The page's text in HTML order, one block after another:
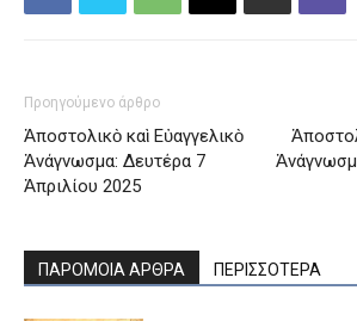
Προηγούμενο άρθρο
Ἀποστολικὸ καὶ Εὐαγγελικὸ
Ἀνάγνωσμα: Δευτέρα 7
Ἀπριλίου 2025
ΠΑΡΟΜΟΙΑ ΑΡΘΡΑ ΠΕΡΙΣΣΟΤΕΡΑ